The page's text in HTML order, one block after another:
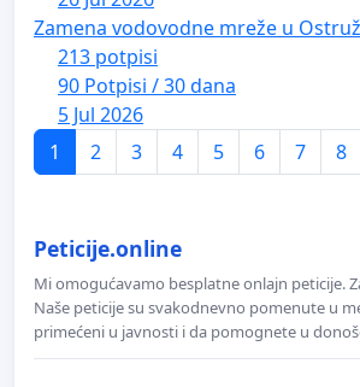
Zamena vodovodne mreže u
213 potpisi
90 Potpisi / 30 dana
5 Jul 2026
1
2 3 4 5 6 7 8
Peticije.online
Mi omogućavamo besplatne onlajn peticije.
Naše peticije su svakodnevno pomenute u
primećeni u javnosti i da pomognete u